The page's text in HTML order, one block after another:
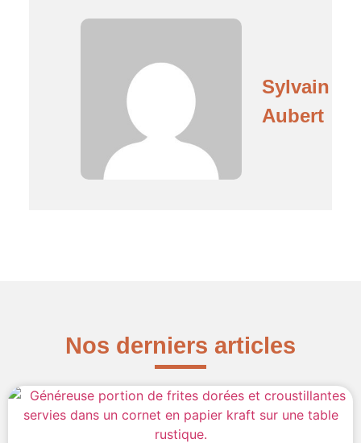
Sylvain
Aubert
Nos derniers articles